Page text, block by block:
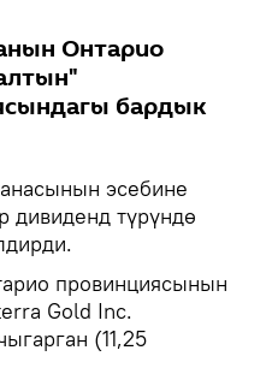
Онтарио
бардык
эсебине
дивиденд түрүндө
провинциясынын
Gold Inc.
(11,25